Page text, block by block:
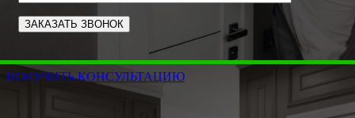
ПОЛУЧИТЬ КОНСУЛЬТАЦИЮ